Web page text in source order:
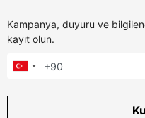
Kampanya, duyuru ve
kayıt olun.